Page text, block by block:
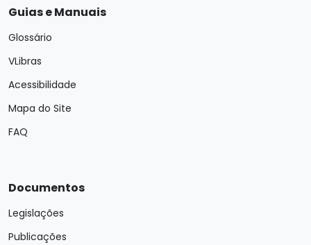
Guias e Manuais
Glossário
VLibras
Acessibilidade
Mapa do Site
FAQ
Documentos
Legislações
Publicações